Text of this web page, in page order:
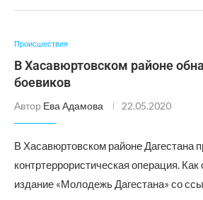
Происшествия
В Хасавюртовском районе
боевиков
Автор Ева Адамова 22.05.2020
В Хасавюртовском районе Дагестана
контртеррористическая операция.
издание «Молодежь Дагестана» со